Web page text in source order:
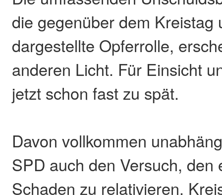
die gegenüber dem Kreistag
dargestellte Opferrolle,
anderen Licht. Für Einsicht
jetzt schon fast zu spät.
Davon vollkommen
SPD auch den Versuch, den
Schaden zu relativieren.